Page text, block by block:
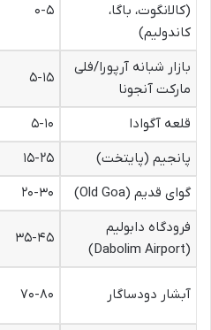
(کالانگوت، باگا،
کاندولیم)
۰-۵
بازار شبانه آرپورا/فلی
مارکت آنجونا
۵-۱۵
قلعه آگوادا ۵-۱۰
پانجیم (پایتخت)
۱۵-۲۵
گوای قدیم (Old Goa)
۲۰-۳۰
فرودگاه دابولیم
(Dabolim Airport)
۳۵-۴۵
آبشار دودساگار ۷۰-۸۰